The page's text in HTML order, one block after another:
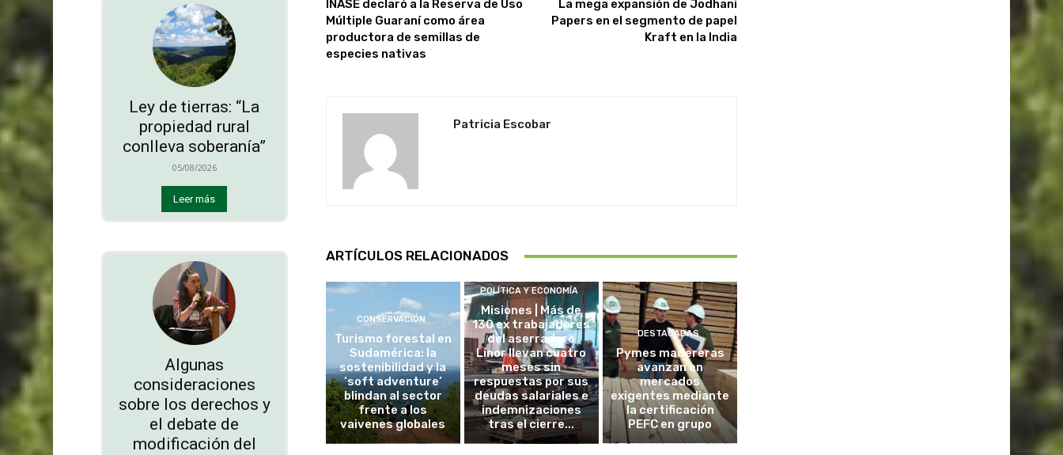
Ley de tierras: “La
propiedad rural
conlleva soberanía”
05/08/2026
Leer más
Algunas
consideraciones
sobre los derechos y
el debate de
modificación del
INASE declaró a la Reserva de Uso
Múltiple Guaraní como área
productora de semillas de
especies nativas
La mega expansión de Jodhani
Papers en el segmento de papel
Kraft en la India
Patricia Escobar
ARTÍCULOS RELACIONADOS
CONSERVACIÓN
Turismo forestal en
Sudamérica: la
sostenibilidad y la
‘soft adventure’
blindan al sector
frente a los
vaivenes globales
POLÍTICA Y ECONOMÍA
Misiones | Más de
130 ex trabajadores
del aserradero
Linor llevan cuatro
meses sin
respuestas por sus
deudas salariales e
indemnizaciones
tras el cierre...
DESTACADAS
Pymes madereras
avanzan en
mercados
exigentes mediante
la certificación
PEFC en grupo